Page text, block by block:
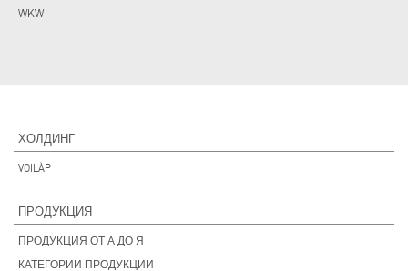
WKW
ХОЛДИНГ
VOILÀP
ПРОДУКЦИЯ
ПРОДУКЦИЯ ОТ А ДО Я
КАТЕГОРИИ ПРОДУКЦИИ